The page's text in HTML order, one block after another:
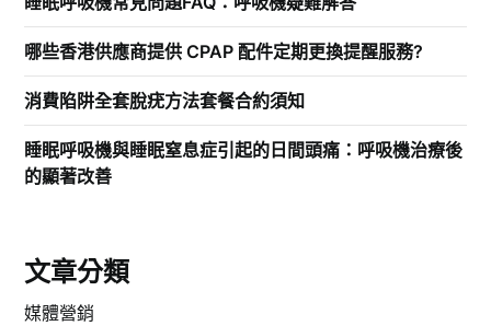
哪些香港供應商提供 CPAP 配件定期更換提醒服務?
消費陷阱全套脫疣方法套餐合約須知
睡眠呼吸機與睡眠窒息症引起的日間頭痛：呼吸機治療後
的顯著改善
文章分類
媒體營銷